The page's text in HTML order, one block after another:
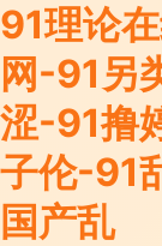
91理论
网-91另
涩-91撸
子伦-91
国产乱